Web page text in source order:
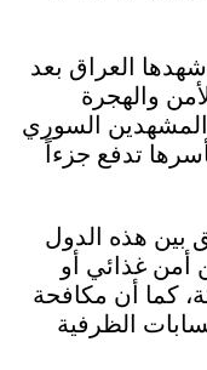
العراق بعد
والهجرة
المشهدين السوري
تدفع جزءاً
بين هذه الدول
أمن غذائي أو
كما أن مكافحة
الظرفية